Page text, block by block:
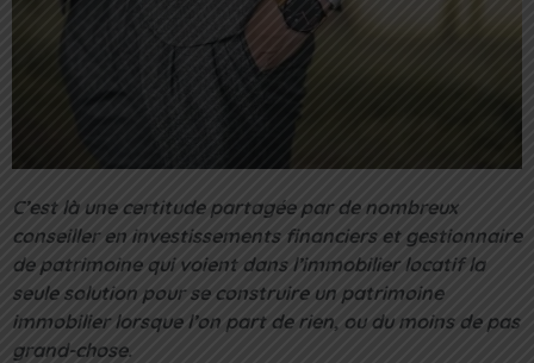
C’est là une certitude partagée par de nombreux
conseiller en investissements financiers et gestionnaire
de patrimoine qui voient dans l’immobilier locatif la
seule solution pour se construire un patrimoine
immobilier lorsque l’on part de rien, ou du moins de pas
grand-chose.